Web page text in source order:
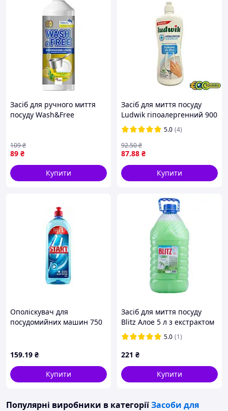
Засіб для ручного миття
посуду Wash&Free
89 ₴
109₴
Купити
Засіб для миття посуду
Ludwik гіпоалергенний 900
мл
5.0 (4)
87.88 ₴
92.50₴
Купити
Ополіскувач для
посудомийних машин 750
159.19 ₴
Купити
Засіб для миття посуду
Blitz Алое 5 л з екстрактом
алое
5.0 (1)
221 ₴
Купити
Популярні виробники в категоріїЗасоби для